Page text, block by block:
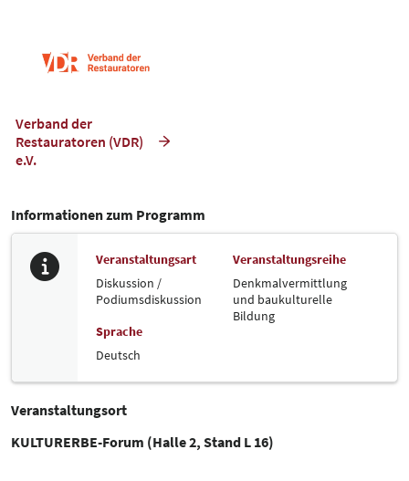
Verband der
Restauratoren (VDR)
e.V.
Informationen zum Programm
Veranstaltungsart
Diskussion /
Podiumsdiskussion
Veranstaltungsreihe
Denkmalvermittlung
und baukulturelle
Bildung
Sprache
Deutsch
Veranstaltungsort
KULTURERBE-Forum (Halle 2, Stand L 16)